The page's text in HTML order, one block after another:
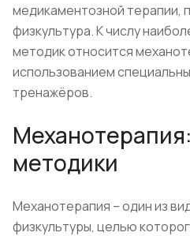
медикаментозной терапии,
физкультура. К числу
методик относится
использованием
тренажёров.
методики
Механотерапия – один из
физкультуры, целью